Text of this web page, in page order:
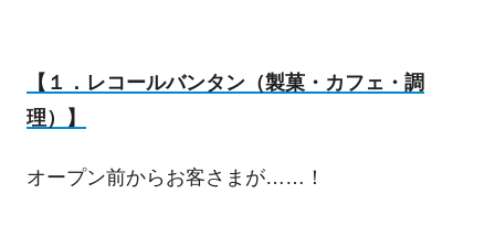
【１．レコールバンタン（製菓・カフェ・調
理）】
オープン前からお客さまが……！